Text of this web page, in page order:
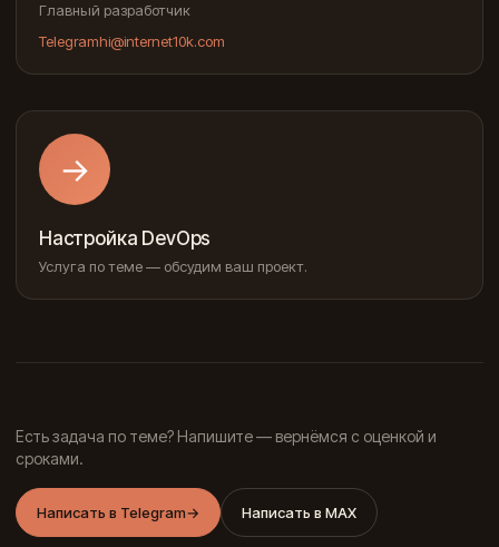
Главный разработчик
Telegramhi@internet10k.com
→
Настройка DevOps
Услуга по теме — обсудим ваш проект.
Есть задача по теме? Напишите — вернёмся с оценкой и
сроками.
Написать в Telegram→ Написать в MAX